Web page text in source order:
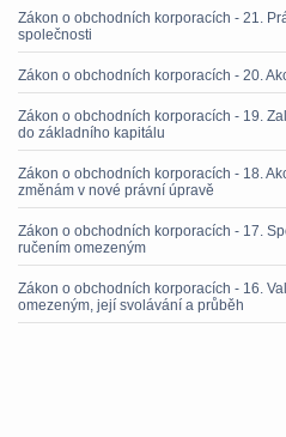
Zákon o obchodních korporacích - 21.
společnosti
Zákon o obchodních korporacích - 20.
Zákon o obchodních korporacích - 19.
do základního kapitálu
Zákon o obchodních korporacích - 18.
změnám v nové právní úpravě
Zákon o obchodních korporacích - 17.
ručením omezeným
Zákon o obchodních korporacích - 16.
omezeným, její svolávání a průběh